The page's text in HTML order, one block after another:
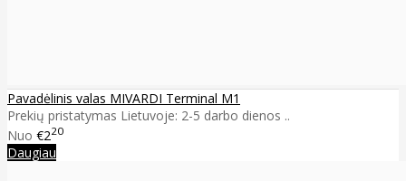
Pavadėlinis valas MIVARDI Terminal M1
Prekių pristatymas Lietuvoje: 2-5 darbo dienos ..
Nuo €220
Daugiau